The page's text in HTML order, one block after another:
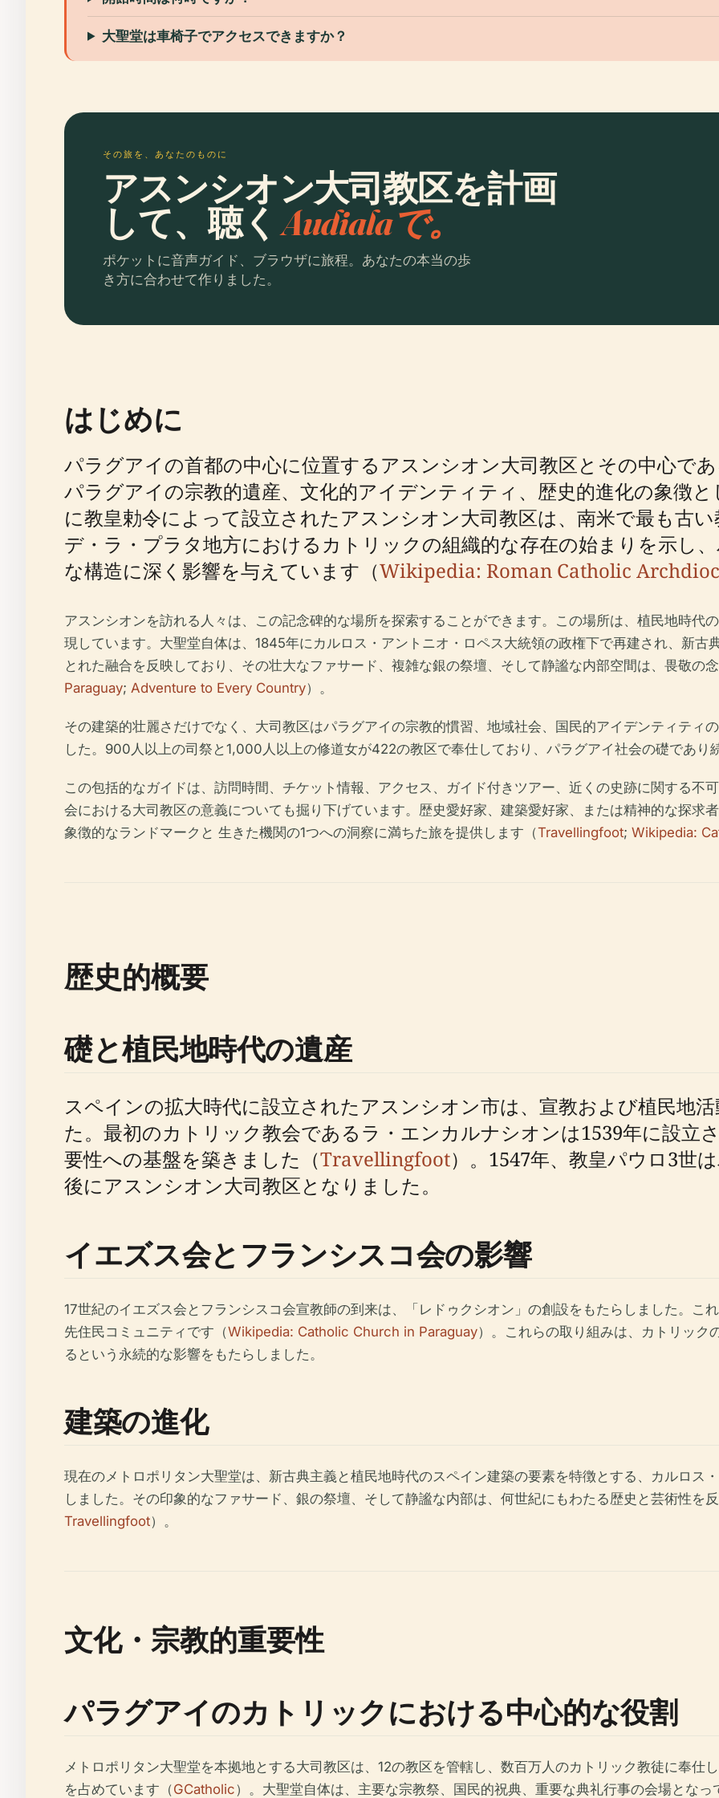
大聖堂は車椅子でアクセスできますか？
その旅を、あなたのものに
アスンシオン大司教区を計画
して、聴くAudialaで。
ポケットに音声ガイド、ブラウザに旅程。あなたの本当の歩
き方に合わせて作りました。
はじめに
パラグアイの首都の中心に位置するアスンシオン大司教区とその中心で
パラグアイの宗教的遺産、文化的アイデンティティ、歴史的進化の象徴
に教皇勅令によって設立されたアスンシオン大司教区は、南米で最も古
デ・ラ・プラタ地方におけるカトリックの組織的な存在の始まりを示し
な構造に深く影響を与えています（Wikipedia: Roman Catholic
アスンシオンを訪れる人々は、この記念碑的な場所を探索することができます。この場所は、植民地時代
現しています。大聖堂自体は、1845年にカルロス・アントニオ・ロペス大統領の政権下で再建され、新古
とれた融合を反映しており、その壮大なファサード、複雑な銀の祭壇、そして静謐な内部空間は、畏敬の
Paraguay; Adventure to Every Country）。
その建築的壮麗さだけでなく、大司教区はパラグアイの宗教的慣習、地域社会、国民的アイデンティティ
した。900人以上の司祭と1,000人以上の修道女が422の教区で奉仕しており、パラグアイ社会の礎であり
この包括的なガイドは、訪問時間、チケット情報、アクセス、ガイド付きツアー、近くの史跡に関する不
会における大司教区の意義についても掘り下げています。歴史愛好家、建築愛好家、または精神的な探求
象徴的なランドマークと ​​生きた機関の1つへの洞察に満ちた旅を提供します（Travellingfoot; Wikipedia:
歴史的概要
礎と植民地時代の遺産
スペインの拡大時代に設立されたアスンシオン市は、宣教および植民地
た。最初のカトリック教会であるラ・エンカルナシオンは1539年に設立
要性への基盤​​を築きました（Travellingfoot）。1547年、教皇パウロ3世
後にアスンシオン大司教区となりました。
イエズス会とフランシスコ会の影響
17世紀のイエズス会とフランシスコ会宣教師の到来は、「レドゥクシオン」の創設をもたらしました。こ
先住民コミュニティです（Wikipedia: Catholic Church in Paraguay）。これらの取り組みは、カトリック
るという永続的な影響をもたらしました。
建築の進化
現在のメトロポリタン大聖堂は、新古典主義と植民地時代のスペイン建築の要素を特徴とする、カルロス
しました。その印象的なファサード、銀の祭壇、そして静謐な内部は、何世紀にもわたる歴史と芸術性を
Travellingfoot）。
文化・宗教的重要性
パラグアイのカトリックにおける中心的な役割
メトロポリタン大聖堂を本拠地とする大司教区は、12の教区を管轄し、数百万人のカトリック教徒に奉仕
を占めています（GCatholic）。大聖堂自体は、主要な宗教祭、国民的祝典、重要な典礼行事の会場となっ